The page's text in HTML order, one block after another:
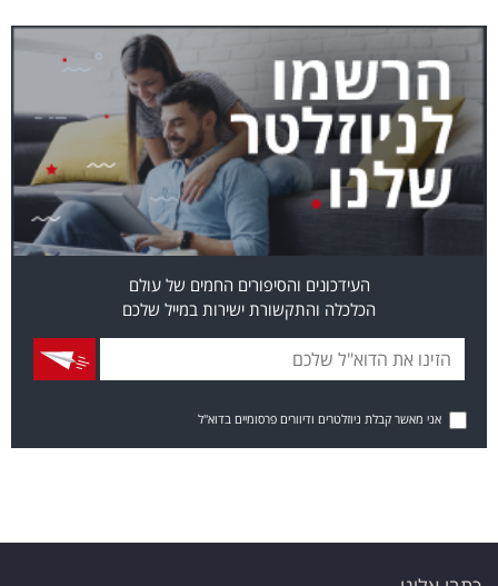
העידכונים והסיפורים החמים של עולם
הכלכלה והתקשורת ישירות במייל שלכם
אני מאשר קבלת ניוזלטרים ודיוורים פרסומיים בדוא"ל